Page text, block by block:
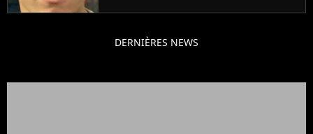
DERNIÈRES NEWS